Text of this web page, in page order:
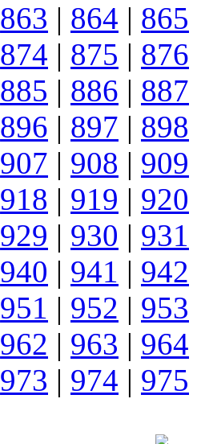
863 | 864 | 865
874 | 875 | 876
885 | 886 | 887
896 | 897 | 898
907 | 908 | 909
918 | 919 | 920
929 | 930 | 931
940 | 941 | 942
951 | 952 | 953
962 | 963 | 964
973 | 974 | 975